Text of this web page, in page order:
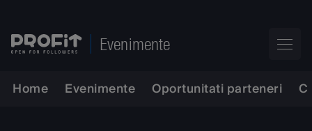
Evenimente
Home Evenimente Oportunitati parteneri